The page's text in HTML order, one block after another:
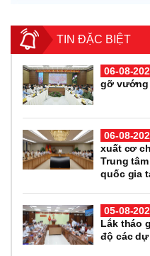
TIN ĐẶC BIỆT
06-08-
gỡ vướng
06-08-
xuất cơ
Trung
quốc gia
05-08-
Lắk tháo
độ các